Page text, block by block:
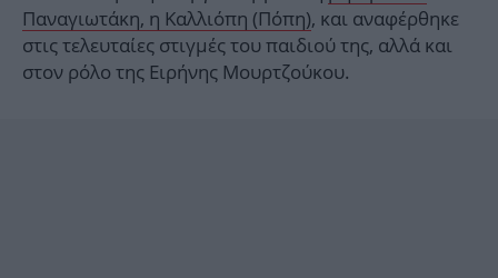
Παναγιωτάκη, η Καλλιόπη (Πόπη), και αναφέρθηκε
στις τελευταίες στιγμές του παιδιού της, αλλά και
στον ρόλο της Ειρήνης Μουρτζούκου.